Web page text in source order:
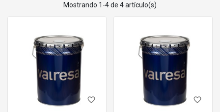
y blancas Valresa, diseñadas para sistemas profesionales de
pintado.
Mostrando 1-4 de 4 artículo(s)
favorite_border favorite_border